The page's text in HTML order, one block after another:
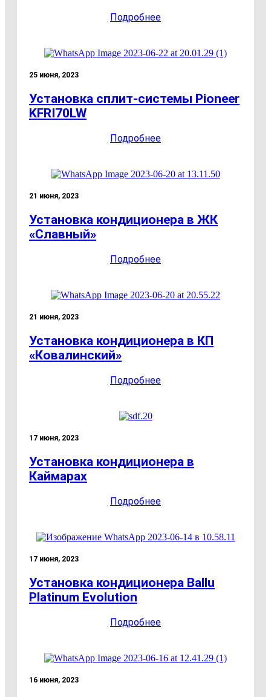
Подробнее
25 июня, 2023
Установка сплит-системы Pioneer
KFRI70LW
Подробнее
21 июня, 2023
Установка кондиционера в ЖК
«Славный»
Подробнее
21 июня, 2023
Установка кондиционера в КП
«Ковалинский»
Подробнее
17 июня, 2023
Установка кондиционера в
Каймарах
Подробнее
17 июня, 2023
Установка кондиционера Ballu
Platinum Evolution
Подробнее
16 июня, 2023